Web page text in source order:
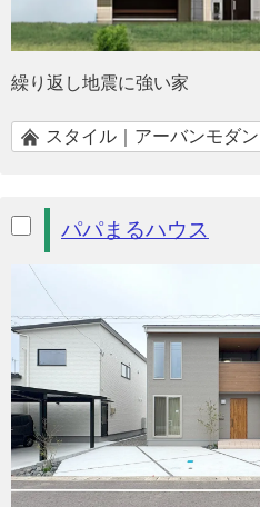
繰り返し地震に強い家
スタイル｜アーバンモダン
パパまるハウス